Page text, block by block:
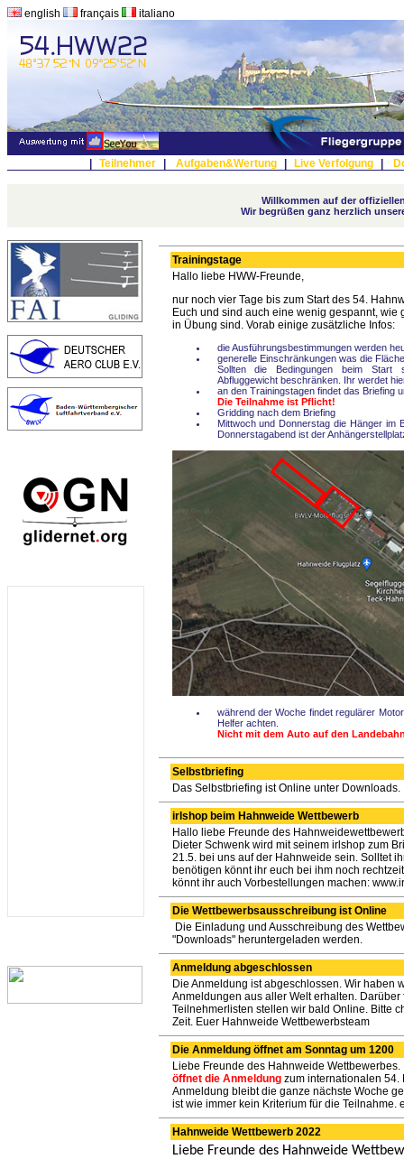
english français italiano
Teilnehmer Aufgaben&Wertung Live Verfolgung
Willkommen auf der
Wir begrüßen ganz herzlich
Trainingstage
Hallo liebe HWW-Freunde,
nur noch vier Tage bis zum Start des 54.
Euch und sind auch eine wenig gespannt, wie
in Übung sind. Vorab einige zusätzliche Infos:
die Ausführungsbestimmungen werden
generelle Einschränkungen was die
Sollten die Bedingungen beim
Abfluggewicht beschränken. Ihr werdet
an den Trainingstagen findet das Briefing
Die Teilnahme ist Pflicht!
Gridding nach dem Briefing
Mittwoch und Donnerstag die Hänger im
Donnerstagabend ist der
während der Woche findet regulärer
Helfer achten.
Nicht mit dem Auto auf den
Selbstbriefing
Das Selbstbriefing ist Online unter Downloads.
irlshop beim Hahnweide Wettbewerb
Hallo liebe Freunde des
Dieter Schwenk wird mit seinem irlshop zum
21.5. bei uns auf der Hahnweide sein. Solltet
benötigen könnt ihr euch bei ihm noch
könnt ihr auch Vorbestellungen machen:
Die Wettbewerbsausschreibung ist Online
Die Einladung und Ausschreibung des
"Downloads" heruntergeladen werden.
Anmeldung abgeschlossen
Die Anmeldung ist abgeschlossen. Wir haben
Anmeldungen aus aller Welt erhalten.
Teilnehmerlisten stellen wir bald Online. Bitte
Zeit. Euer Hahnweide Wettbewerbsteam
Die Anmeldung öffnet am Sonntag um 1200
Liebe Freunde des Hahnweide
öffnet die Anmeldungzum internationalen 54.
Anmeldung bleibt die ganze nächste Woche
ist wie immer kein Kriterium für die Teilnahme.
Hahnweide Wettbewerb 2022
Liebe Freunde des Hahnweide